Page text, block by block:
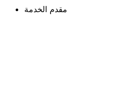
مقدم الخدمة